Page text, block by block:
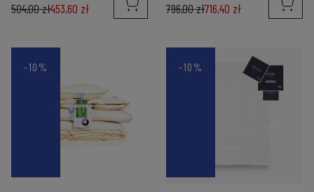
453,60 zł
504,00 zł 716,40 zł
796,00 zł
-10% -10%